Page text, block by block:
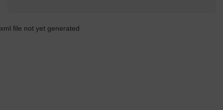
xml file not yet generated